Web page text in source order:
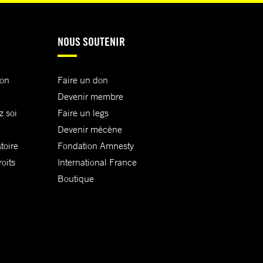
soi
NOUS SOUTENIR
Faire un don
Devenir membre
Faire un legs
Devenir mécène
Fondation Amnesty
International France
Boutique